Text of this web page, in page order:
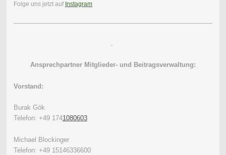
Folge uns jetzt auf Instagram
Ansprechpartner Mitglieder- und Beitragsverwaltung:
Vorstand:
Burak Gök
Telefon: +49 1741080603
Michael Blockinger
Telefon: +49 15146336600